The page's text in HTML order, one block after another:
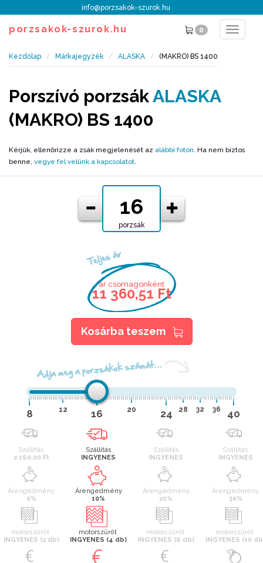
info@porzsakok-szurok.hu
porzsakok-szurok.hu 0
Toggle
Kezdőlap Márkajegyzék ALASKA (MAKRO) BS 1400
Porszívó porzsákALASKA
(MAKRO) BS 1400
Kérjük, ellenőrizze a zsák megjelenését az alábbi fotón. Ha nem biztos
benne, vegye fel velünk a kapcsolatot.
Adja meg a porzsákok számát…
8 12 16 20 24 28 32 36 40
Szállítás
2 160,00 Ft
Árengedmény
0%
motorszűrőt
INGYENES (2 db)
Szállítás
INGYENES
Árengedmény
10%
motorszűrőt
INGYENES (4 db)
Szállítás
INGYENES
Árengedmény
20%
motorszűrőt
INGYENES (6 db)
Szállítás
INGYENES
Árengedmény
30%
motorszűrőt
INGYENES (10
porzsák
Teljes ár
ár csomagonként
11 360,51 Ft
Kosárba teszem